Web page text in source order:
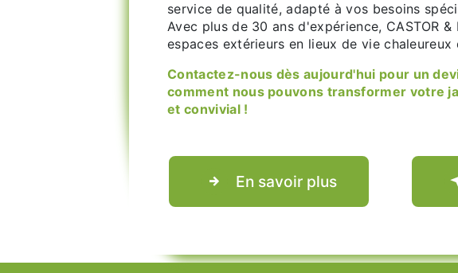
service de qualité, adapté à vos besoins
Avec plus de 30 ans d'expérience, CASTOR
espaces extérieurs en lieux de vie chaleureux
Contactez-nous dès aujourd'hui pour un devis gratuit et découvrez
comment nous pouvons transformer votre
et convivial !
En savoir plus